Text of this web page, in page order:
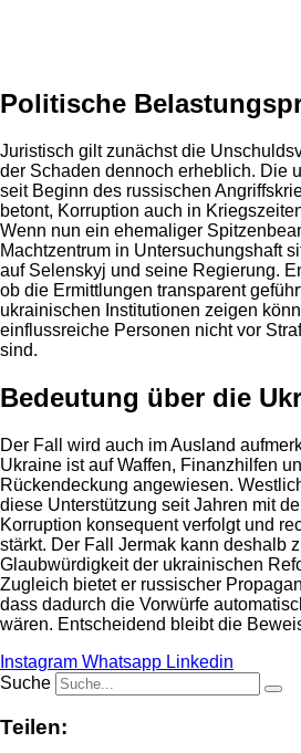
Politische
Juristisch gilt zunächst die
der Schaden dennoch erheblich. Die
seit Beginn des russischen
betont, Korruption auch in
Wenn nun ein ehemaliger
Machtzentrum in Untersuchungshaft
auf Selenskyj und seine Regierung.
ob die Ermittlungen transparent
ukrainischen Institutionen zeigen
einflussreiche Personen nicht vor
sind.
Bedeutung über die
Der Fall wird auch im Ausland
Ukraine ist auf Waffen, Finanzhilfen
Rückendeckung angewiesen.
diese Unterstützung seit Jahren mit
Korruption konsequent verfolgt und
stärkt. Der Fall Jermak kann deshalb
Glaubwürdigkeit der ukrainischen
Zugleich bietet er russischer
dass dadurch die Vorwürfe
wären. Entscheidend bleibt die
Instagram Whatsapp Linkedin
Suche
Teilen: